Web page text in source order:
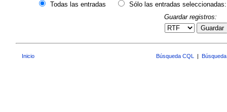
Todas las entradas
Sólo las entradas seleccionadas:
Guardar registros:
Guardar
Inicio Búsqueda CQL